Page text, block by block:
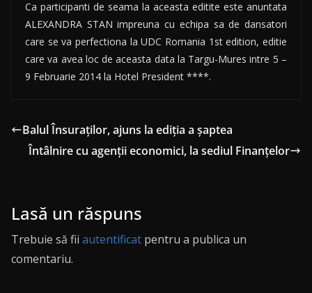
Ca participanti de seama la aceasta editite este anuntata
ALEXANDRA STAN impreuna cu echipa sa de dansatori
care se va perfectiona la UDC Romania 1st edition, editie
care va avea loc de aceasta data la Targu-Mures intre 5 –
9 Februarie 2014 la Hotel President ****.
Balul Însuraților, ajuns la ediția a șaptea
Întâlnire cu agenții economici, la sediul Finanțelor
Lasă un răspuns
Trebuie să fii autentificat pentru a publica un
comentariu.